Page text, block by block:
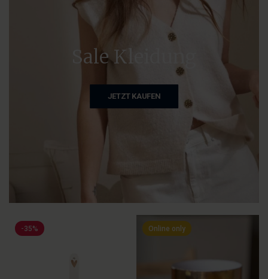
Sale Kleidung
JETZT KAUFEN
-35% Online only